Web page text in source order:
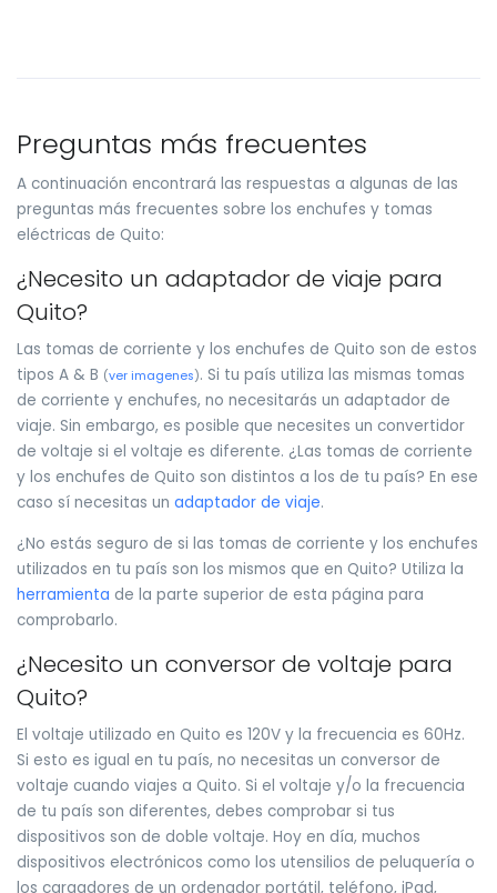
Preguntas más frecuentes
A continuación encontrará las respuestas a algunas de las
preguntas más frecuentes sobre los enchufes y tomas
eléctricas de Quito:
¿Necesito un adaptador de viaje para
Quito?
Las tomas de corriente y los enchufes de Quito son de estos
tipos A & B (ver imagenes). Si tu país utiliza las mismas tomas
de corriente y enchufes, no necesitarás un adaptador de
viaje. Sin embargo, es posible que necesites un convertidor
de voltaje si el voltaje es diferente. ¿Las tomas de corriente
y los enchufes de Quito son distintos a los de tu país? En ese
caso sí necesitas un adaptador de viaje.
¿No estás seguro de si las tomas de corriente y los enchufes
utilizados en tu país son los mismos que en Quito? Utiliza la
herramienta de la parte superior de esta página para
comprobarlo.
¿Necesito un conversor de voltaje para
Quito?
El voltaje utilizado en Quito es 120V y la frecuencia es 60Hz.
Si esto es igual en tu país, no necesitas un conversor de
voltaje cuando viajes a Quito. Si el voltaje y/o la frecuencia
de tu país son diferentes, debes comprobar si tus
dispositivos son de doble voltaje. Hoy en día, muchos
dispositivos electrónicos como los utensilios de peluquería o
los cargadores de un ordenador portátil, teléfono, iPad,